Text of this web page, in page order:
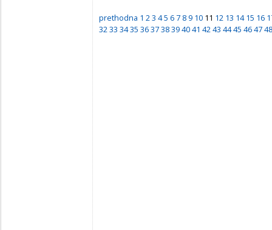
prethodna 1 23 45 6 7 8 9 10 11 12 13 14 15 16
3233 3435 363738394041 4243 4445 464748